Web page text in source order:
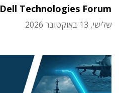
Dell Technologies Forum
שלישי, 13 באוקטובר 2026